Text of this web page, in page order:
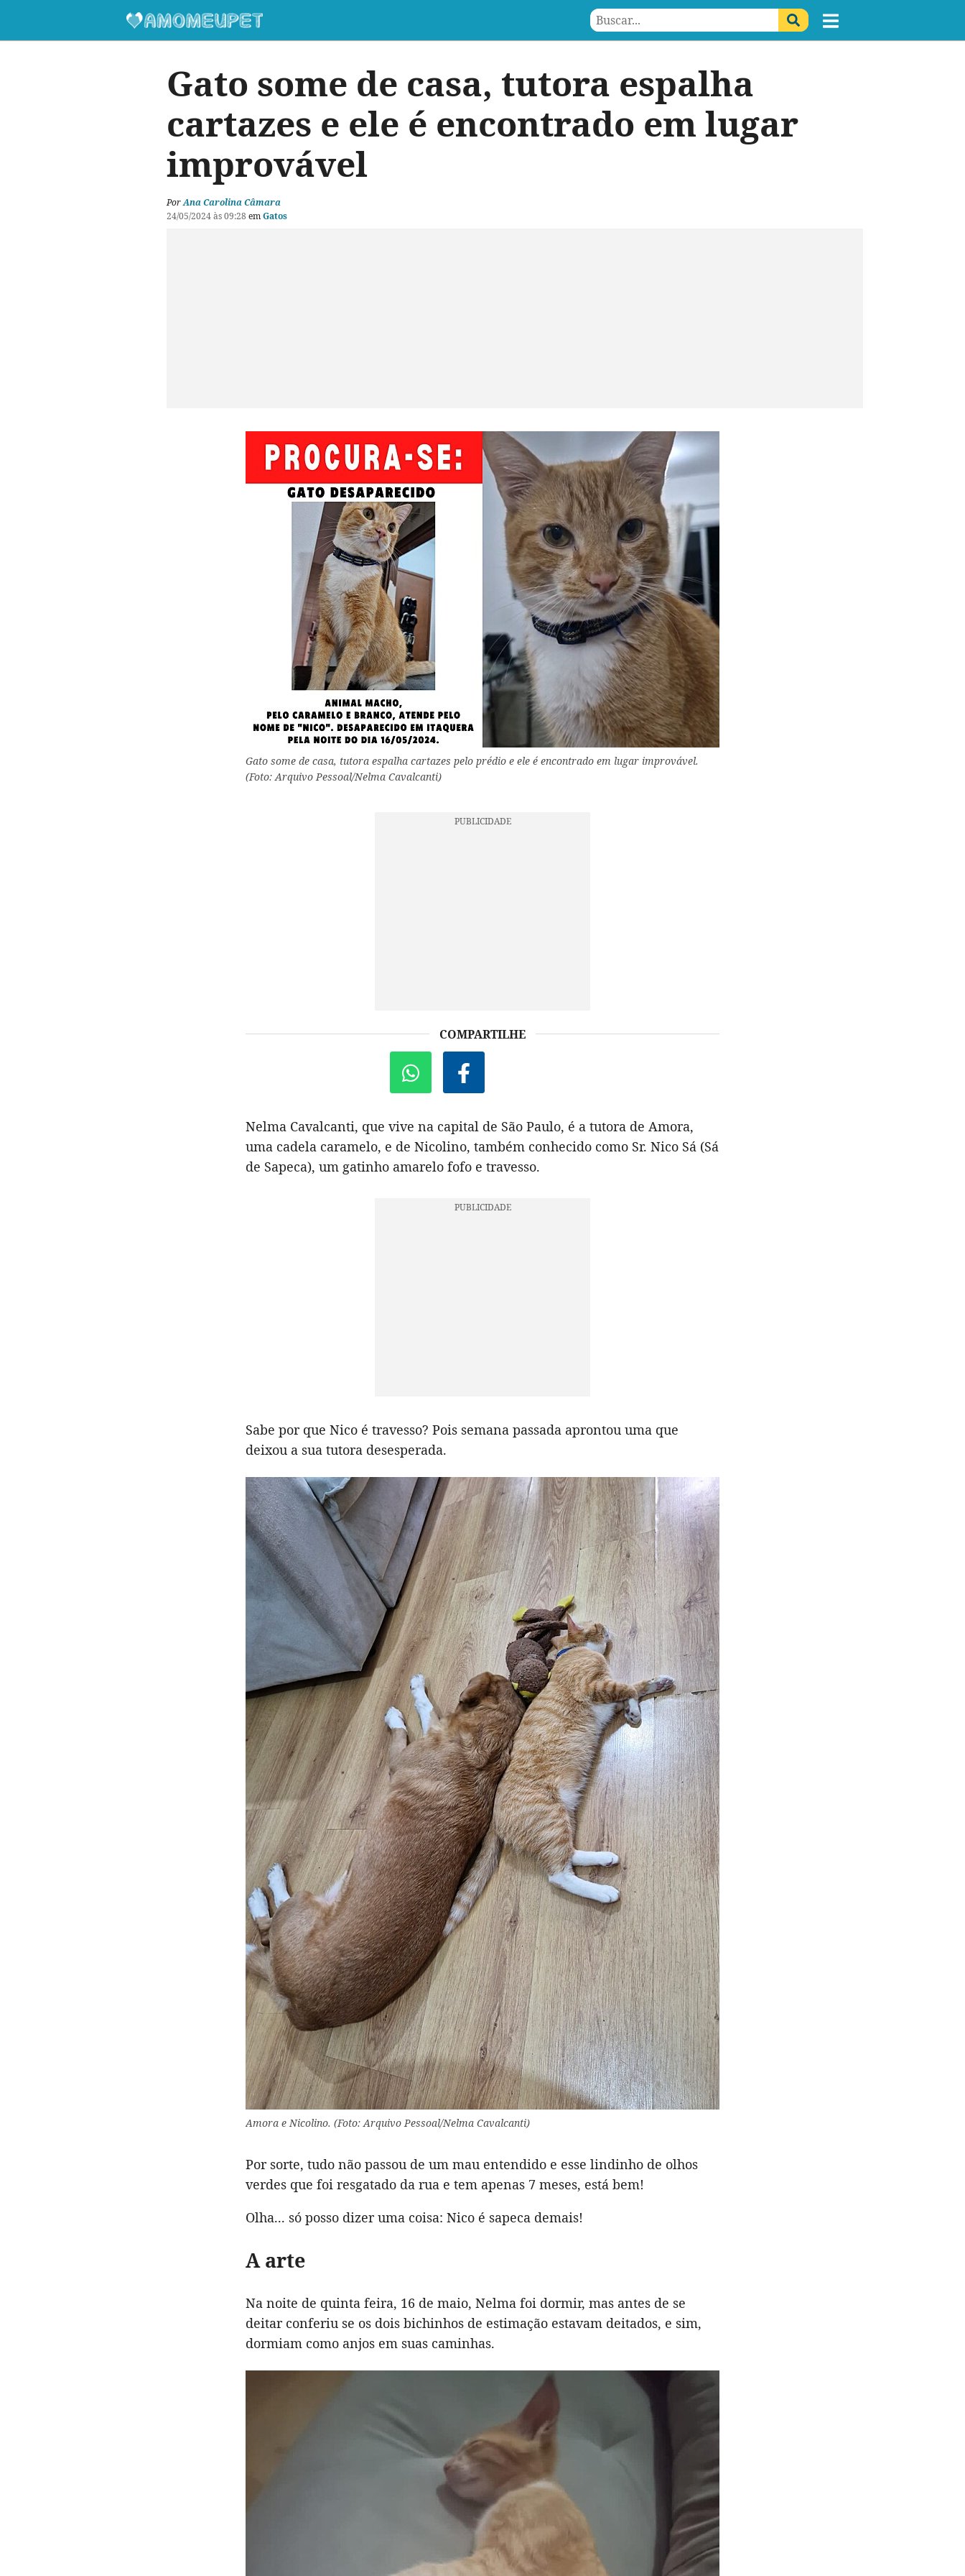
Gato some de casa, tutora espalha
cartazes e ele é encontrado em lugar
improvável
PorAna Carolina Câmara
24/05/2024 às 09:28 emGatos
Gato some de casa, tutora espalha cartazes pelo prédio e ele é encontrado em lugar improvável.
(Foto: Arquivo Pessoal/Nelma Cavalcanti)
COMPARTILHE
Nelma Cavalcanti, que vive na capital de São Paulo, é a tutora de Amora,
uma cadela caramelo, e de Nicolino, também conhecido como Sr. Nico Sá (Sá
de Sapeca), um gatinho amarelo fofo e travesso.
Sabe por que Nico é travesso? Pois semana passada aprontou uma que
deixou a sua tutora desesperada.
Amora e Nicolino. (Foto: Arquivo Pessoal/Nelma Cavalcanti)
Por sorte, tudo não passou de um mau entendido e esse lindinho de olhos
verdes que foi resgatado da rua e tem apenas 7 meses, está bem!
Olha... só posso dizer uma coisa: Nico é sapeca demais!
A arte
Na noite de quinta feira, 16 de maio, Nelma foi dormir, mas antes de se
deitar conferiu se os dois bichinhos de estimação estavam deitados, e sim,
dormiam como anjos em suas caminhas.